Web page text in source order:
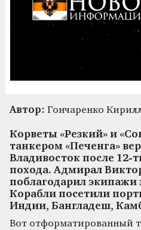
Автор: Гончаренко
Корветы «Резкий» и
танкером «Печенга»
Владивосток после 12-
похода. Адмирал
поблагодарил экипажи
Корабли посетили
Индии, Бангладеш,
Вот отформатированный